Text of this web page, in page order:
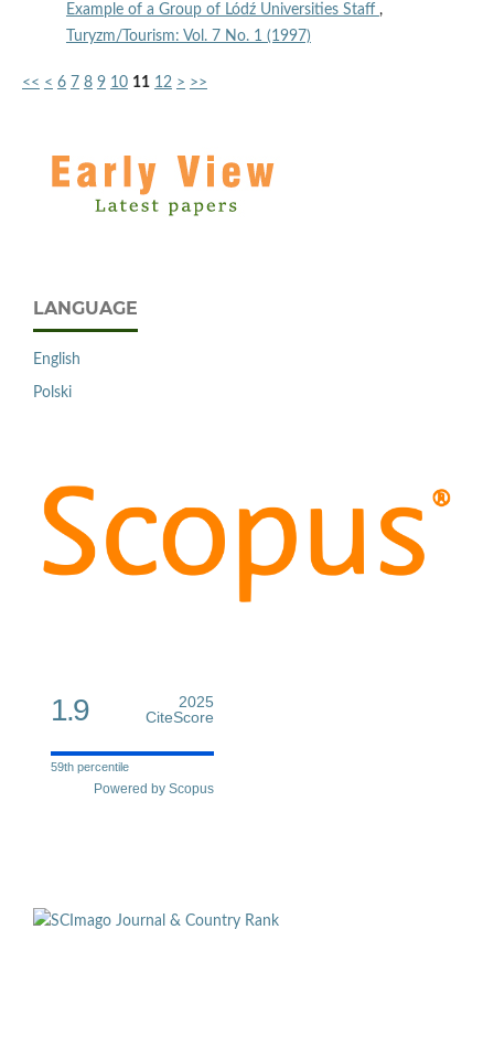
Example of a Group of Lódź Universities Staff ,
Turyzm/Tourism: Vol. 7 No. 1 (1997)
<< < 6 7 8 9 10 11 12 > >>
LANGUAGE
English
Polski
1.9
2025
CiteScore
59th percentile
Powered by Scopus